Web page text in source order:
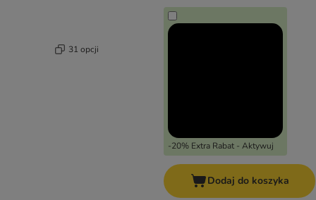
31 opcji
-20% Extra Rabat - Aktywuj
Dodaj do koszyka